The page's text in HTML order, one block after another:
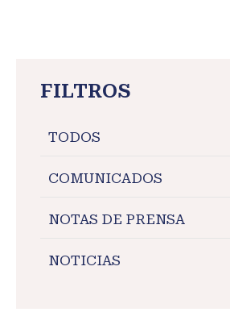
FILTROS
TODOS
COMUNICADOS
NOTAS DE PRENSA
NOTICIAS